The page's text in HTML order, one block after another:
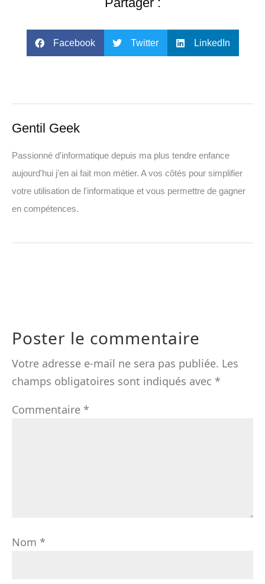
Facebook Twitter LinkedIn
Gentil Geek
Passionné d'informatique depuis ma plus tendre enfance
aujourd'hui j'en ai fait mon métier. A vos côtés pour simplifier
votre utilisation de l'informatique et vous permettre de gagner
en compétences.
Poster le commentaire
Votre adresse e-mail ne sera pas publiée. Les
champs obligatoires sont indiqués avec *
Commentaire *
Nom *